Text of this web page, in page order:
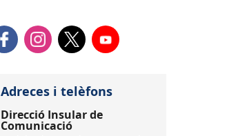
Adreces i telèfons
Direcció Insular de
Comunicació